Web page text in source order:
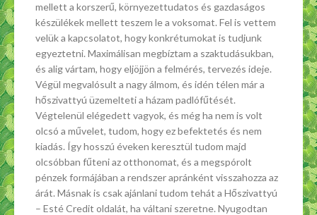
mellett a korszerű, környezettudatos és gazdaságos
készülékek mellett teszem le a voksomat. Fel is vettem
velük a kapcsolatot, hogy konkrétumokat is tudjunk
egyeztetni. Maximálisan megbíztam a szaktudásukban,
és alig vártam, hogy eljöjjön a felmérés, tervezés ideje.
Végül megvalósult a nagy álmom, és idén télen már a
hőszivattyú üzemelteti a házam padlófűtését.
Végtelenül elégedett vagyok, és még ha nem is volt
olcsó a művelet, tudom, hogy ez befektetés és nem
kiadás. Így hosszú éveken keresztül tudom majd
olcsóbban fűteni az otthonomat, és a megspórolt
pénzek formájában a rendszer apránként visszahozza az
árát. Másnak is csak ajánlani tudom tehát a Hőszivattyú
– Esté Credit oldalát, ha váltani szeretne. Nyugodtan